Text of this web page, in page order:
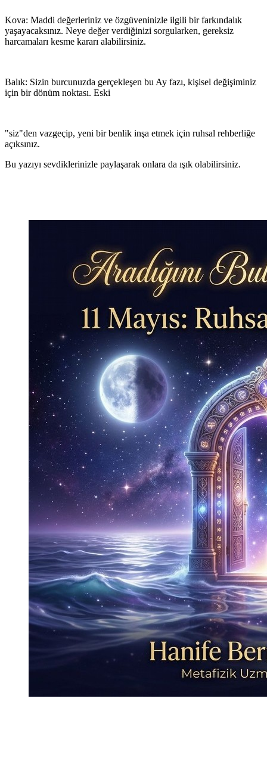
Kova: Maddi değerleriniz ve özgüveninizle ilgili bir farkındalık
yaşayacaksınız. Neye değer verdiğinizi sorgularken, gereksiz
harcamaları kesme kararı alabilirsiniz.
Balık: Sizin burcunuzda gerçekleşen bu Ay fazı, kişisel değişiminiz
için bir dönüm noktası. Eski
"siz"den vazgeçip, yeni bir benlik inşa etmek için ruhsal rehberliğe
açıksınız.
Bu yazıyı sevdiklerinizle paylaşarak onlara da ışık olabilirsiniz.